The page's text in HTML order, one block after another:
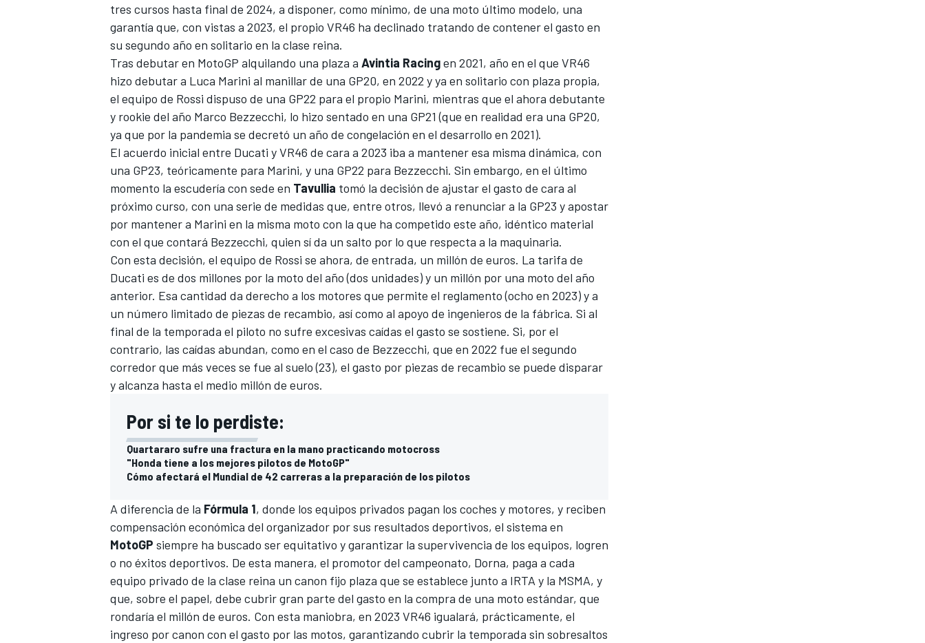
MÁS CATEGORÍAS
tres cursos hasta final de 2024, a disponer, como mínimo, de una moto último modelo, una
garantía que, con vistas a 2023, el propio VR46 ha declinado tratando de contener el gasto en
su segundo año en solitario en la clase reina.
Tras debutar en MotoGP alquilando una plaza a Avintia Racingen 2021, año en el que VR46
hizo debutar a Luca Marini al manillar de una GP20, en 2022 y ya en solitario con plaza propia,
el equipo de Rossi dispuso de una GP22 para el propio Marini, mientras que el ahora debutante
y rookie del año Marco Bezzecchi, lo hizo sentado en una GP21 (que en realidad era una GP20,
ya que por la pandemia se decretó un año de congelación en el desarrollo en 2021).
El acuerdo inicial entre Ducati yVR46 de cara a 2023 iba a mantener esa misma dinámica, con
una GP23, teóricamente para Marini, y una GP22 para Bezzecchi. Sin embargo, en el último
momento la escudería con sede en Tavullia tomó la decisión de ajustar el gasto de cara al
próximo curso, con una serie de medidas que, entre otros, llevó a renunciar a la GP23 y apostar
por mantener a Marini en la misma moto con la que ha competido este año, idéntico material
con el que contará Bezzecchi, quien sí da un salto por lo que respecta a la maquinaria.
Con esta decisión, el equipo de Rossi se ahora, de entrada, un millón de euros. La tarifa de
Ducati es de dos millones por la moto del año (dos unidades) y un millón por una moto del año
anterior. Esa cantidad da derecho a los motores que permite el reglamento (ocho en 2023) y a
un número limitado de piezas de recambio, así como al apoyo de ingenieros de la fábrica. Si al
final de la temporada el piloto no sufre excesivas caídas el gasto se sostiene. Si, por el
contrario, las caídas abundan, como en el caso de Bezzecchi, que en 2022 fue el segundo
corredor que más veces se fue al suelo (23), el gasto por piezas de recambio se puede disparar
y alcanza hasta el medio millón de euros.
Por si te lo perdiste:
Quartararo sufre una fractura en la mano practicando motocross
"Honda tiene a los mejores pilotos de MotoGP"
Cómo afectará el Mundial de 42 carreras a la preparación de los pilotos
A diferencia de la Fórmula 1, donde los equipos privados pagan los coches y motores, y reciben
compensación económica del organizador por sus resultados deportivos, el sistema en
MotoGP siempre ha buscado ser equitativo y garantizar la supervivencia de los equipos, logren
o no éxitos deportivos. De esta manera, el promotor del campeonato, Dorna, paga a cada
equipo privado de la clase reina un canon fijo plaza que se establece junto a IRTA y la MSMA, y
que, sobre el papel, debe cubrir gran parte del gasto en la compra de una moto estándar, que
rondaría el millón de euros. Con esta maniobra, en 2023 VR46 igualará, prácticamente, el
ingreso por canon con el gasto por las motos, garantizando cubrir la temporada sin sobresaltos